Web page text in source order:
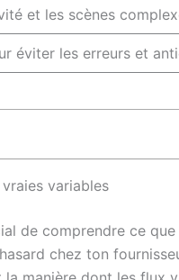
et les scènes
éviter les erreurs et
variables
de comprendre ce
chez ton